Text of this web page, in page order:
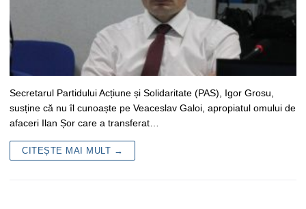
Secretarul Partidului Acțiune și Solidaritate (PAS), Igor Grosu,
susține că nu îl cunoaște pe Veaceslav Galoi, apropiatul omului de
afaceri Ilan Șor care a transferat…
CITEȘTE MAI MULT →